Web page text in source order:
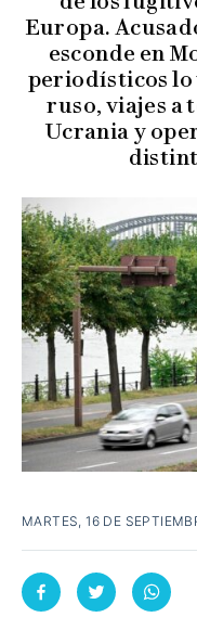
Europa.
esconde en
periodísticos lo
ruso, viajes a
Ucrania y
MARTES, 16 DE